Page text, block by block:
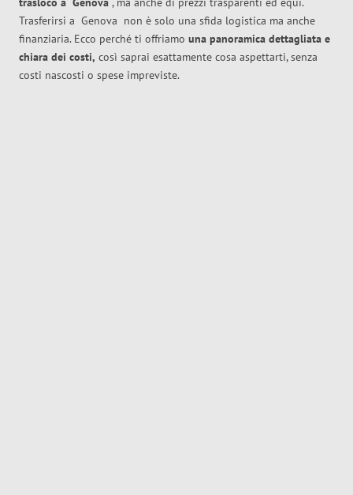
Trasferirsi a Genova non è solo una sfida logistica ma anche
finanziaria. Ecco perché ti offriamo una panoramica dettagliata e
chiara dei costi, così saprai esattamente cosa aspettarti, senza
costi nascosti o spese impreviste.